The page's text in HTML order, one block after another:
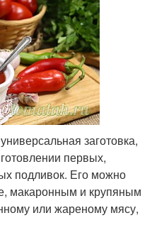
заготовка,
первых,
подливок. Его можно
макаронным и крупяным
или жареному мясу,